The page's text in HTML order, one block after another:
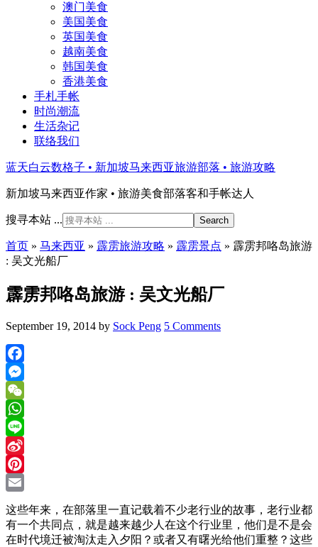
澳门美食
美国美食
英国美食
越南美食
韩国美食
香港美食
手札手帐
时尚潮流
生活杂记
联络我们
蓝天白云数格子 • 新加坡马来西亚旅游部落 • 旅游攻略
新加坡马来西亚作家 • 旅游美食部落客和手帐达人
搜寻本站 ...
首页 » 马来西亚 » 霹雳旅游攻略 » 霹雳景点 » 霹雳邦咯岛旅游
: 吴文光船厂
霹雳邦咯岛旅游 : 吴文光船厂
September 19, 2014 by Sock Peng 5 Comments
Facebook
Messenger
WeChat
WhatsApp
Line
Sina
Weibo
Pinterest
这些年来，在部落里一直记载着不少老行业的故事，老行业都
有一个共同点，就是越来越少人在这个行业里，他们是不是会
在时代境迁被淘汰走入夕阳？或者又有曙光给他们重整？这些